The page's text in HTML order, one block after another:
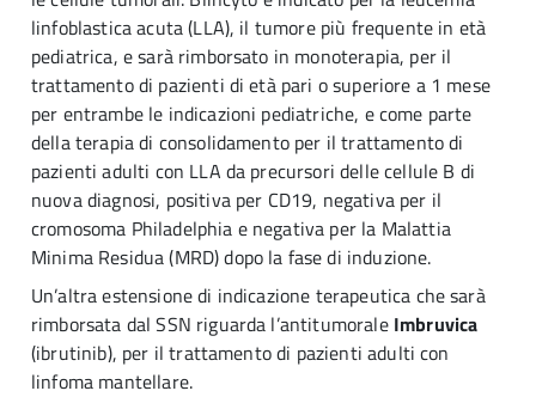
linfoblastica acuta (LLA), il tumore più frequente in età
pediatrica, e sarà rimborsato in monoterapia, per il
trattamento di pazienti di età pari o superiore a 1 mese
per entrambe le indicazioni pediatriche, e come parte
della terapia di consolidamento per il trattamento di
pazienti adulti con LLA da precursori delle cellule B di
nuova diagnosi, positiva per CD19, negativa per il
cromosoma Philadelphia e negativa per la Malattia
Minima Residua (MRD) dopo la fase di induzione.
Un’altra estensione di indicazione terapeutica che sarà
rimborsata dal SSN riguarda l’antitumorale Imbruvica
(ibrutinib), per il trattamento di pazienti adulti con
linfoma mantellare.